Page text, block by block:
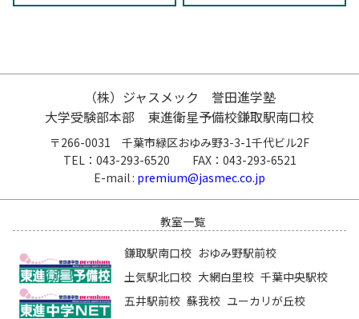
（株）ジャスメック 誉田進学塾
大学受験部本部 東進衛星予備校鎌取駅南口校
〒266-0031 千葉市緑区おゆみ野3-3-1千代ビル2F
TEL：043-293-6520 FAX：043-293-6521
E-mail : premium@jasmec.co.jp
教室一覧
鎌取駅南口校 おゆみ野駅前校
土気駅北口校 大網白里校 千葉中央駅校
五井駅前校 蘇我校 ユーカリが丘校